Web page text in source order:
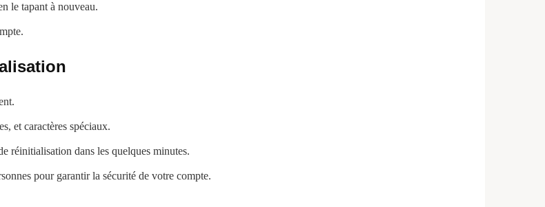
le tapant à nouveau.
et caractères spéciaux.
réinitialisation dans les quelques minutes.
pour garantir la sécurité de votre compte.